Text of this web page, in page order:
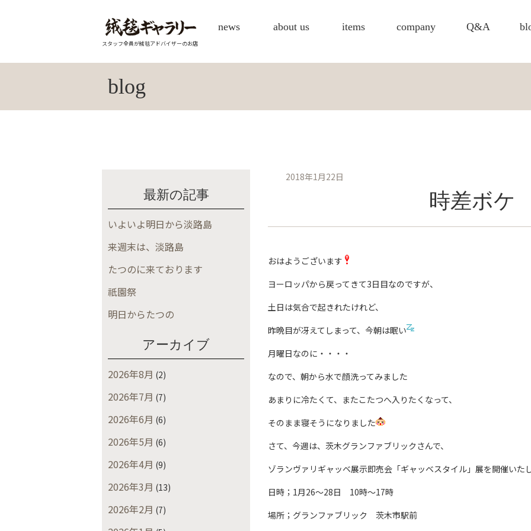
スタッフ全員が絨毯アドバイザーのお店
news about us items company Q&A
blog
最新の記事
いよいよ明日から淡路島
来週末は、淡路島
たつのに来ております
祇園祭
明日からたつの
アーカイブ
2026年8月 (2)
2026年7月 (7)
2026年6月 (6)
2026年5月 (6)
2026年4月 (9)
2026年3月 (13)
2026年2月 (7)
2018年1月22日
時差ボケ
おはようございます
ヨーロッパから戻ってきて3日目なのですが、
土日は気合で起きれたけれど、
昨晩目が冴えてしまって、今朝は眠い
月曜日なのに・・・・
なので、朝から水で顔洗ってみました
あまりに冷たくて、またこたつへ入りたくなって、
そのまま寝そうになりました
さて、今週は、茨木グランファブリックさんで、
ゾランヴァリギャッベ展示即売会「ギャッベスタイル」展を開催いた
日時；1月26〜28日 10時〜17時
場所；グランファブリック 茨木市駅前